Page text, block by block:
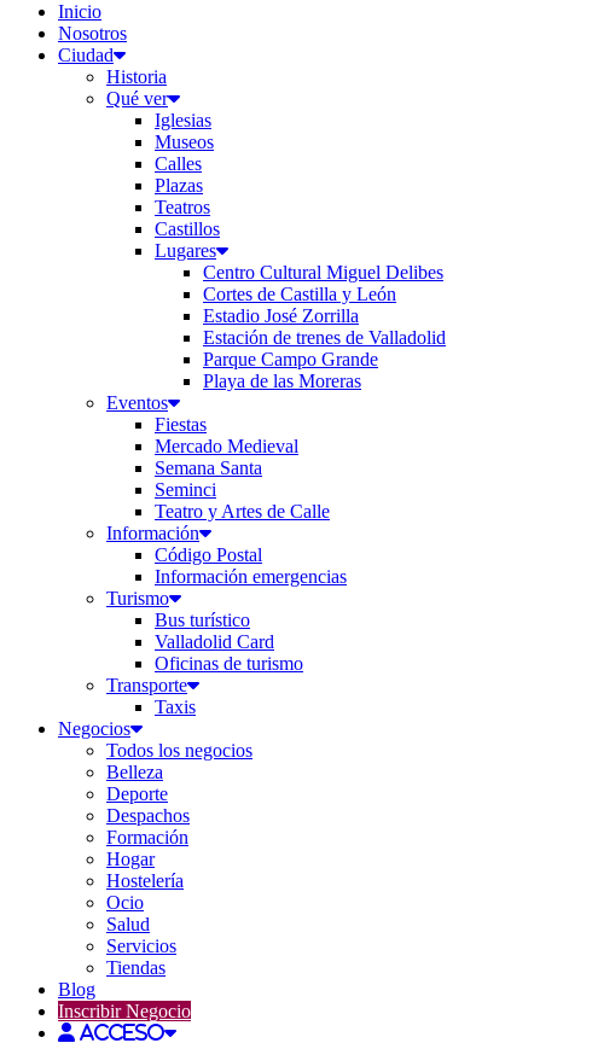
Inicio
Nosotros
Ciudad
Historia
Qué ver
Iglesias
Museos
Calles
Plazas
Teatros
Castillos
Lugares
Centro Cultural Miguel Delibes
Cortes de Castilla y León
Estadio José Zorrilla
Estación de trenes de Valladolid
Parque Campo Grande
Playa de las Moreras
Eventos
Fiestas
Mercado Medieval
Semana Santa
Seminci
Teatro y Artes de Calle
Información
Código Postal
Información emergencias
Turismo
Bus turístico
Valladolid Card
Oficinas de turismo
Transporte
Taxis
Negocios
Todos los negocios
Belleza
Deporte
Despachos
Formación
Hogar
Hostelería
Ocio
Salud
Servicios
Tiendas
Blog
Inscribir Negocio
Acceso